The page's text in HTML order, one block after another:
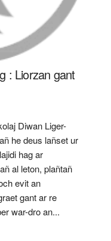
: Liorzan gant
Diwan Liger-
he deus lañset ur
hag ar
al leton, plañtañ
evit an
gant ar re
war-dro an...